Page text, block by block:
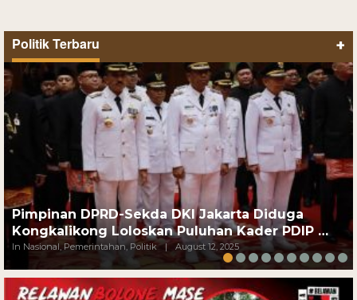
Politik Terbaru +
Pimpinan DPRD-Sekda DKI Jakarta Diduga
Kongkalikong Loloskan Puluhan Kader PDIP …
In Nasional, Pemerintahan, Politik | August 12, 2025